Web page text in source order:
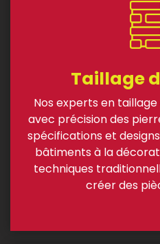
Taillage
Nos experts en
avec précision des
spécifications et
bâtiments à la
techniques
créer des